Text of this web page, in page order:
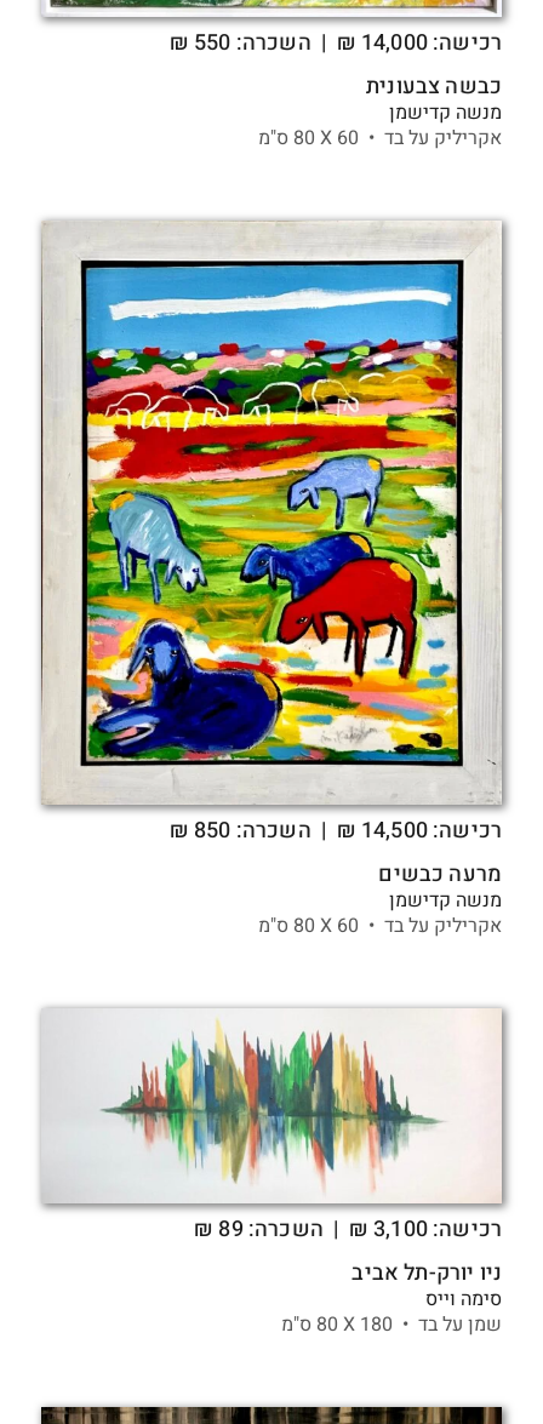
רכישה: ₪ 14,000
| השכרה: 550 ₪
כבשה צבעונית
מנשה קדישמן
אקריליק על בד • 60 X
רכישה: ₪ 14,500
| השכרה: 850 ₪
מרעה כבשים
מנשה קדישמן
אקריליק על בד • 60 X
רכישה: ₪ 3,100
| השכרה: 89 ₪
ניו יורק-תל אביב
סימה וייס
שמן על בד • 180 X